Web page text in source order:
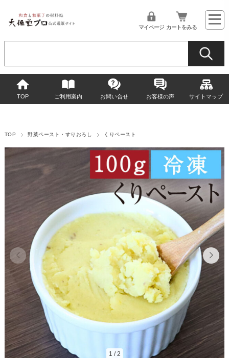
マイページ カートをみる
TOP ご利用案内 お問い合せ お客様の声 サイトマップ
TOP 野菜ペースト・すりおろし くりペースト
1 /2